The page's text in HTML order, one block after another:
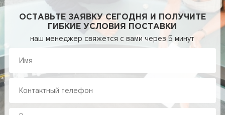
ОСТАВЬТЕ ЗАЯВКУ СЕГОДНЯ И ПОЛУЧИТЕ
ГИБКИЕ УСЛОВИЯ ПОСТАВКИ
наш менеджер свяжется с вами через 5 минут